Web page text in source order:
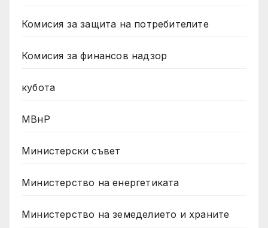
Комисия за защита на потребителите
Комисия за финансов надзор
кубота
МВнР
Министерски съвет
Министерство на енергетиката
Министерство на земеделието и храните